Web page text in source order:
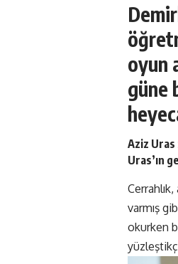
oyun
güne
Aziz Uras
Uras’ın
varmış
okurken